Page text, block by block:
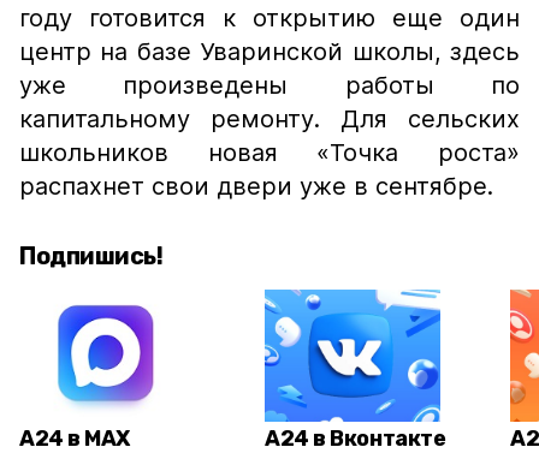
году готовится к открытию еще один
центр на базе Уваринской школы, здесь
уже произведены работы по
капитальному ремонту. Для сельских
школьников новая «Точка роста»
распахнет свои двери уже в сентябре.
Подпишись!
А24 в MAX А24 в Вконтакте